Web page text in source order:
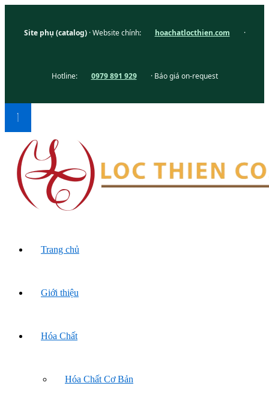
Site phụ (catalog)· Website chính: hoachatlocthien.com ·
Hotline: 0979 891 929 · Báo giá on-request
Trang chủ
Giới thiệu
Hóa Chất
Hóa Chất Cơ Bản